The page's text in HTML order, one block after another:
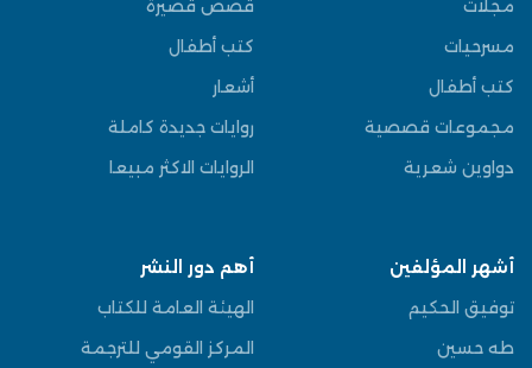
مجلات
مسرحيات
كتب أطفال
مجموعات قصصية
دواوين شعرية
قصص قصيرة
كتب أطفال
أشعار
روايات جديدة كاملة
الروايات الاكثر مبيعا
أشهر المؤلفين
توفيق الحكيم
طه حسين
أهم دور النشر
الهيئة العامة للكتاب
المركز القومي للترجمة